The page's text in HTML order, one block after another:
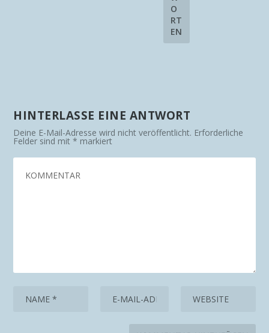
O
RT
EN
HINTERLASSE EINE ANTWORT
Deine E-Mail-Adresse wird nicht veröffentlicht. Erforderliche
Felder sind mit* markiert